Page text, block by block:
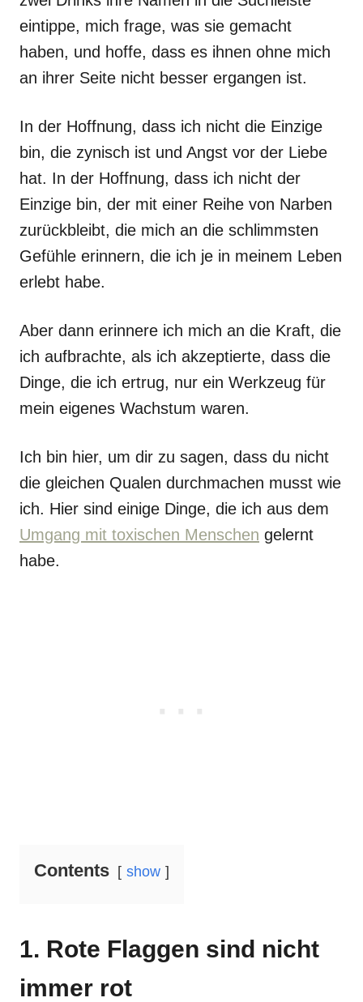
eintippe, mich frage, was sie gemacht
haben, und hoffe, dass es ihnen ohne mich
an ihrer Seite nicht besser ergangen ist.
In der Hoffnung, dass ich nicht die Einzige
bin, die zynisch ist und Angst vor der Liebe
hat. In der Hoffnung, dass ich nicht der
Einzige bin, der mit einer Reihe von Narben
zurückbleibt, die mich an die schlimmsten
Gefühle erinnern, die ich je in meinem Leben
erlebt habe.
Aber dann erinnere ich mich an die Kraft, die
ich aufbrachte, als ich akzeptierte, dass die
Dinge, die ich ertrug, nur ein Werkzeug für
mein eigenes Wachstum waren.
Ich bin hier, um dir zu sagen, dass du nicht
die gleichen Qualen durchmachen musst wie
ich. Hier sind einige Dinge, die ich aus dem
Umgang mit toxischen Menschen gelernt
habe.
Contents show
1. Rote Flaggen sind nicht
immer rot